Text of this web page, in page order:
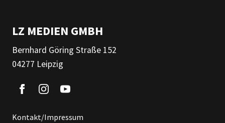
LZ MEDIEN GMBH
Bernhard Göring Straße 152
04277 Leipzig
Kontakt/Impressum